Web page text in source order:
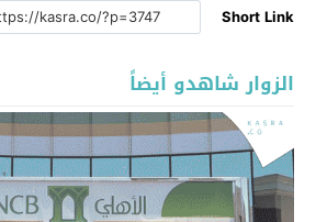
Short Link
الزوار شاهدو أيضاً